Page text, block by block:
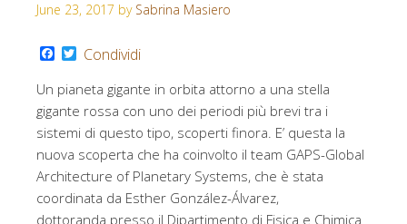
June 23, 2017 by Sabrina Masiero
Facebook
Twitter
Condividi
Un pianeta gigante in orbita attorno a una stella
gigante rossa con uno dei periodi più brevi tra i
sistemi di questo tipo, scoperti finora. E’ questa la
nuova scoperta che ha coinvolto il team GAPS-Global
Architecture of Planetary Systems, che è stata
coordinata da Esther González-Álvarez,
dottoranda presso il Dipartimento di Fisica e Chimica